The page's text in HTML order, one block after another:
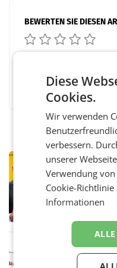
BEWERTEN SIE DIESEN
FacebookTwitter
ersten
WIEN
von
einem
Diese
Cookies.
Wir verwenden
verbessern.
unserer
Verwendung
Cookie-
Informationen